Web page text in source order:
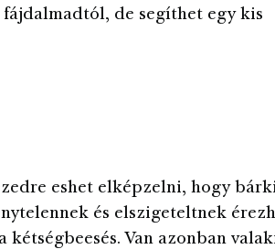
de segíthet egy kis
eshet elképzelni, hogy
és elszigeteltnek
Van azonban